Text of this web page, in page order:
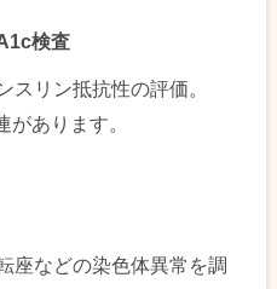
検査
スリン抵抗性の評価。
があります。
座などの染色体異常を調